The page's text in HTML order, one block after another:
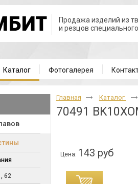
Продажа изделий из
и резцов
Каталог Фотогалерея
62
Главная Каталог
70491
Цена: 143 руб